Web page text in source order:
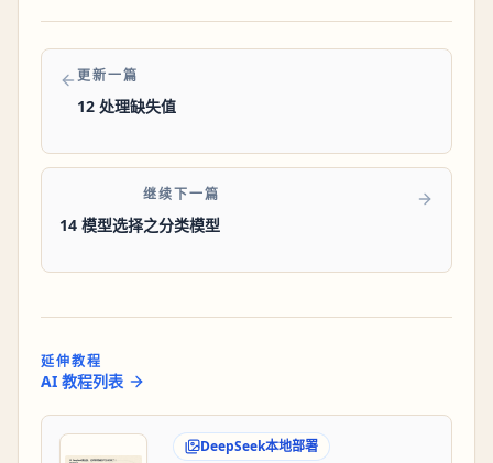
更新一篇
12 处理缺失值
继续下一篇
14 模型选择之分类模型
延伸教程
AI 教程列表
DeepSeek本地部署